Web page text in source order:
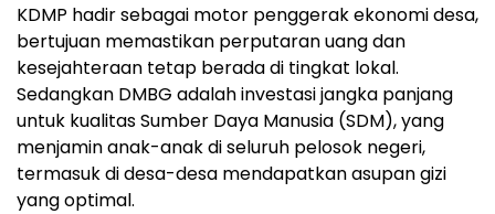
KDMP hadir sebagai motor penggerak ekonomi desa,
bertujuan memastikan perputaran uang dan
kesejahteraan tetap berada di tingkat lokal.
Sedangkan DMBG adalah investasi jangka panjang
untuk kualitas Sumber Daya Manusia (SDM), yang
menjamin anak-anak di seluruh pelosok negeri,
termasuk di desa-desa mendapatkan asupan gizi
yang optimal.